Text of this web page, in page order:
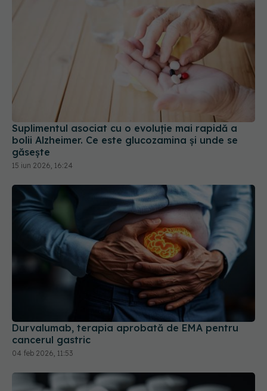
Suplimentul asociat cu o evoluție mai rapidă a
bolii Alzheimer. Ce este glucozamina și unde se
găsește
15 iun 2026, 16:24
Durvalumab, terapia aprobată de EMA pentru
cancerul gastric
04 feb 2026, 11:53